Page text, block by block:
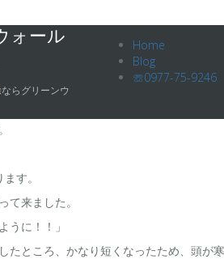
ォール
らグリーンウ
Home
Blog
☏0977-75-9246
す。
て来ました。
うに！！」
たところ、かなり短くなったため、頭が